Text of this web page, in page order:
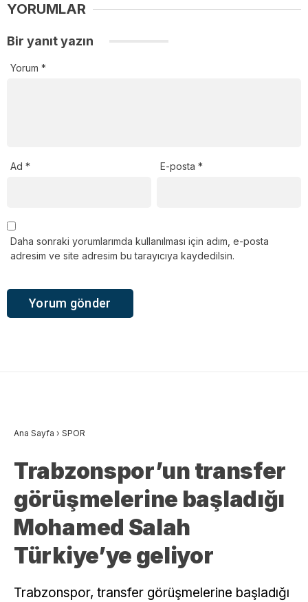
YORUMLAR
Bir yanıt yazın
Yorum *
Ad * E-posta*
Daha sonraki yorumlarımda kullanılması için adım, e-posta
adresim ve site adresim bu tarayıcıya kaydedilsin.
Ana Sayfa › SPOR
Trabzonspor’un transfer
görüşmelerine başladığı
Mohamed Salah
Türkiye’ye geliyor
Trabzonspor, transfer görüşmelerine başladığı